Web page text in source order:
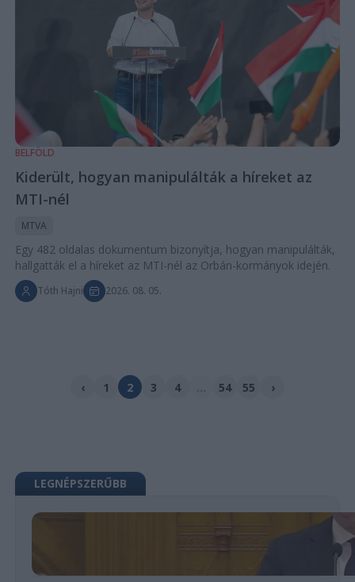
BELFÖLD
Kiderült, hogyan manipulálták a híreket az
MTI-nél
MTVA
Egy 482 oldalas dokumentum bizonyítja, hogyan manipulálták,
hallgatták el a híreket az MTI-nél az Orbán-kormányok idején.
Tóth Hajni 2026. 08. 05.
‹ 1 2 3 4 54 55 ›
LEGNÉPSZERŰBB